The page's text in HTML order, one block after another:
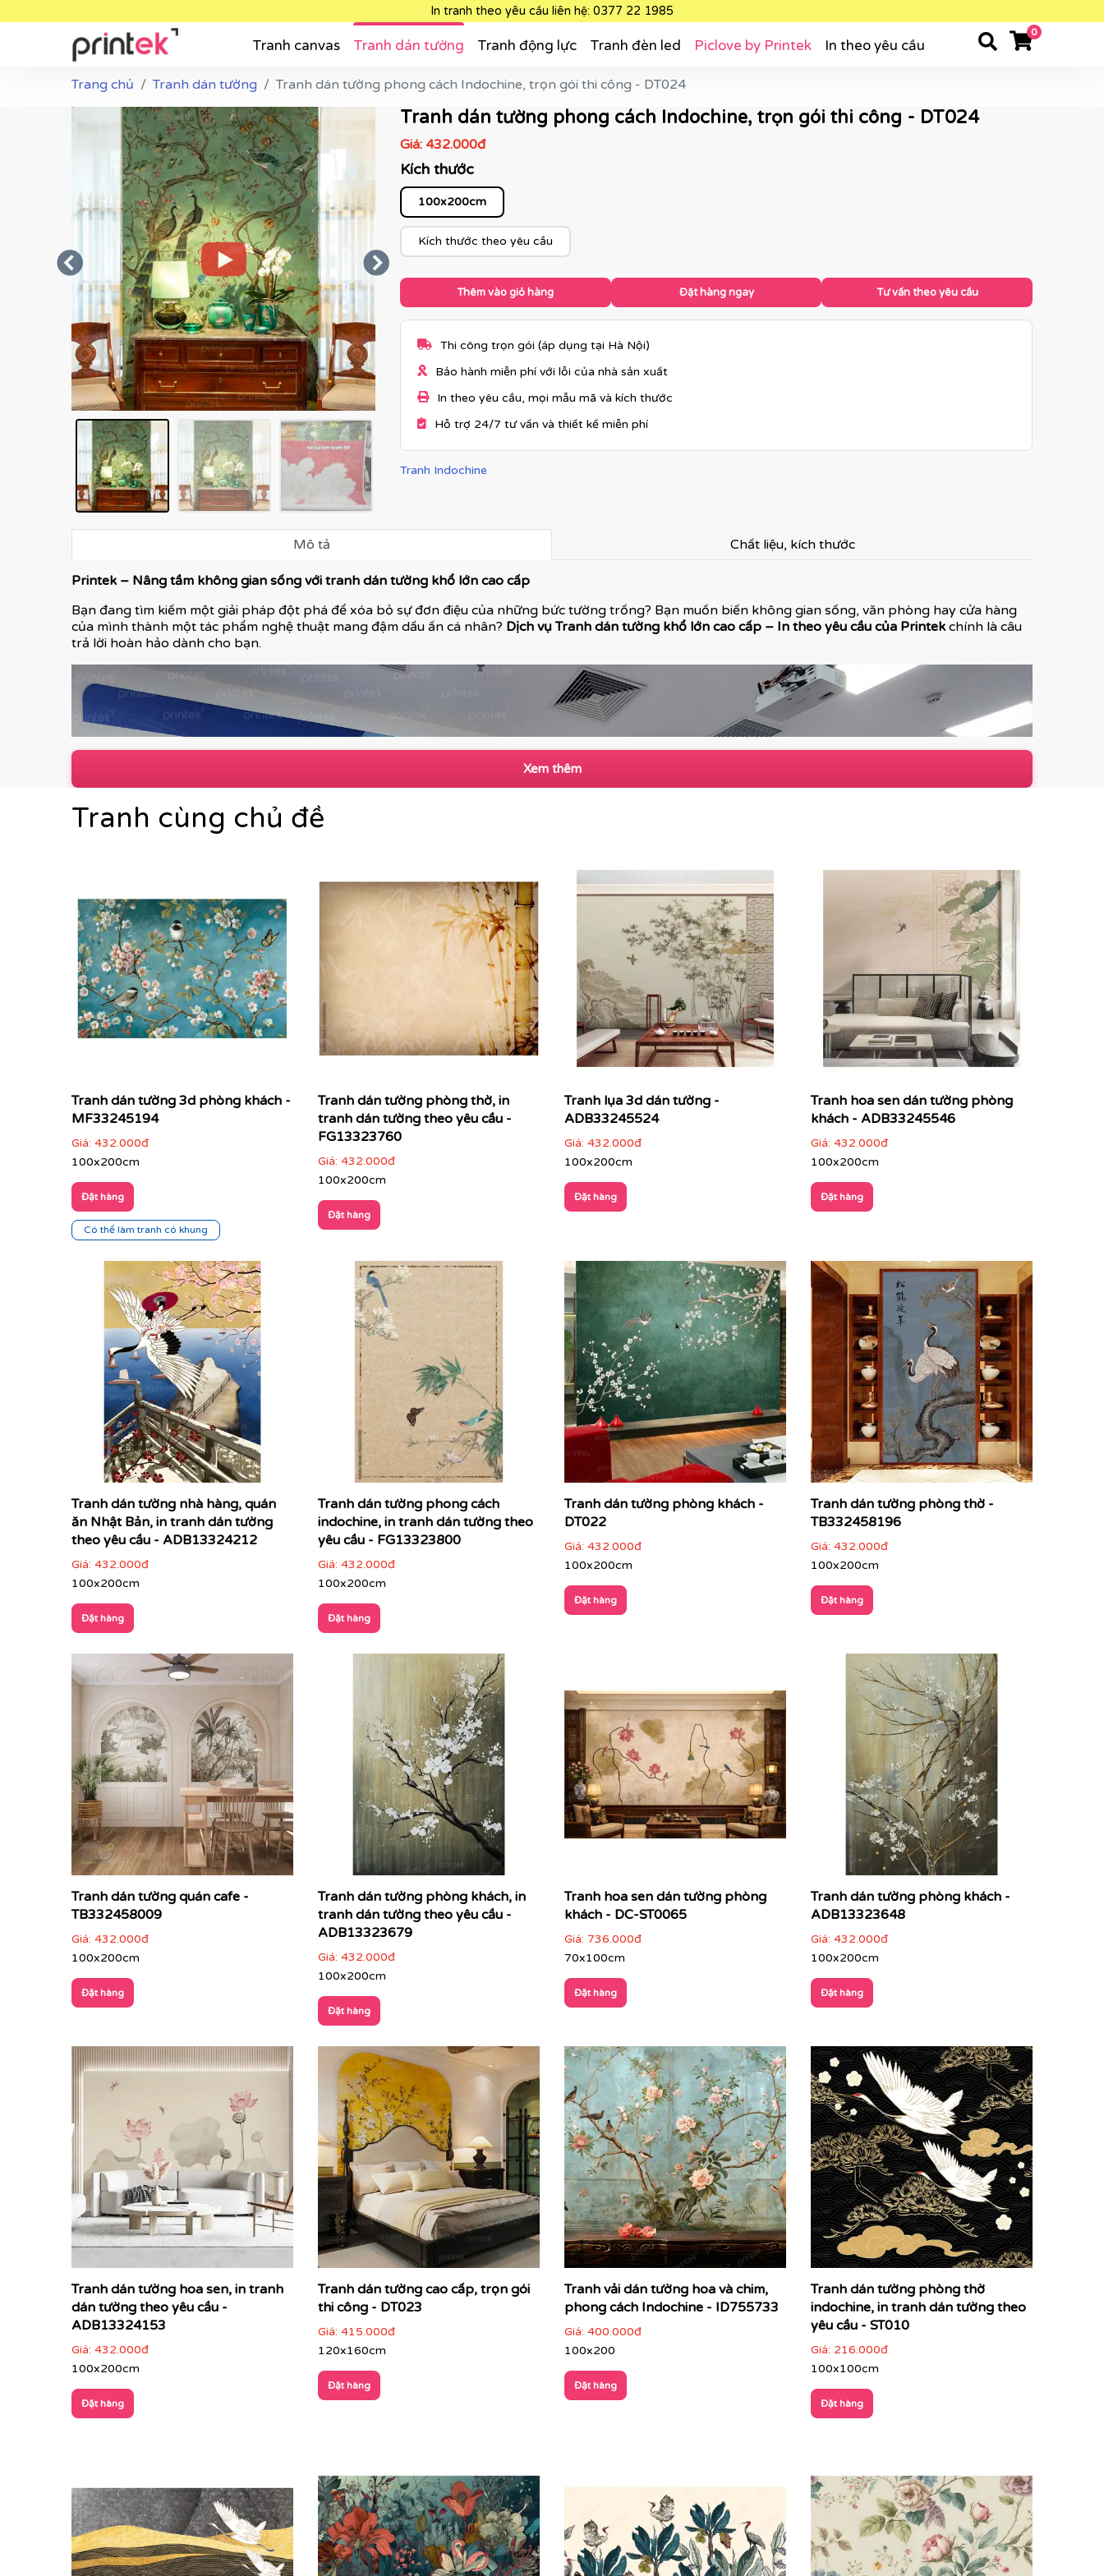
In tranh theo yêu cầu liên hệ: 0377 22 1985
Tranh canvas Tranh dán tường Tranh động lực Tranh đèn led Piclove by Printek In theo yêu cầu
0
Trang chủ Tranh dán tường Tranh dán tường phong cách Indochine, trọn gói thi công - DT024
Tranh dán tường phong cách Indochine, trọn gói thi công - DT024
Giá: 432.000đ
Kích thước
100x200cm
Kích thước theo yêu cầu
Thêm vào giỏ hàng Đặt hàng ngay Tư vấn theo yêu cầu
Thi công trọn gói (áp dụng tại Hà Nội)
Bảo hành miễn phí với lỗi của nhà sản xuất
In theo yêu cầu, mọi mẫu mã và kích thước
Hỗ trợ 24/7 tư vấn và thiết kế miễn phí
Tranh Indochine
Mô tả Chất liệu, kích thước
Printek – Nâng tầm không gian sống với tranh dán tường khổ lớn cao cấp
Bạn đang tìm kiếm một giải pháp đột phá để xóa bỏ sự đơn điệu của những bức tường trống? Bạn muốn biến không gian sống, văn phòng hay cửa hàng
của mình thành một tác phẩm nghệ thuật mang đậm dấu ấn cá nhân? Dịch vụ Tranh dán tường khổ lớn cao cấp – In theo yêu cầu của Printekchính là câu
trả lời hoàn hảo dành cho bạn.
Printek thi công tranh dán tường cho văn phòng ngân hàng Viet A Bank
Cá nhân hóa tuyệt đối (In theo yêu cầu):
Không còn bị giới hạn bởi những mẫu mã đại trà. Tại Printek, chúng tôi hiện thực hóa mọi ý tưởng của bạn. Từ tranh
phong cảnh hùng vĩ, tranh phong cách indochine, đến những bức ảnh kỷ niệm của gia đình hay logo thương hiệu... chỉ cần bạn lên ý tưởng, Printek sẽ
mang đến sản phẩm sắc nét nhất.
Công nghệ in đỉnh cao – Khổ lớn:
Sở hữu hệ thống máy in hiện đại bậc nhất, Printek cam kết chất lượng hình ảnh sắc nét đến từng chi tiết, màu sắc trung
Xem thêm
Tranh cùng chủ đề
Tranh dán tường 3d phòng khách -
MF33245194
Giá: 432.000đ
100x200cm
Đặt hàng
Có thể làm tranh có khung
Tranh dán tường phòng thờ, in
tranh dán tường theo yêu cầu -
FG13323760
Giá: 432.000đ
100x200cm
Đặt hàng
Tranh lụa 3d dán tường -
ADB33245524
Giá: 432.000đ
100x200cm
Đặt hàng
Tranh hoa sen dán tường phòng
khách - ADB33245546
Giá: 432.000đ
100x200cm
Đặt hàng
Tranh dán tường nhà hàng, quán
ăn Nhật Bản, in tranh dán tường
theo yêu cầu - ADB13324212
Giá: 432.000đ
100x200cm
Đặt hàng
Tranh dán tường phong cách
indochine, in tranh dán tường theo
yêu cầu - FG13323800
Giá: 432.000đ
100x200cm
Đặt hàng
Tranh dán tường phòng khách -
DT022
Giá: 432.000đ
100x200cm
Đặt hàng
Tranh dán tường phòng thờ -
TB332458196
Giá: 432.000đ
100x200cm
Đặt hàng
Tranh dán tường quán cafe -
TB332458009
Giá: 432.000đ
100x200cm
Đặt hàng
Tranh dán tường phòng khách, in
tranh dán tường theo yêu cầu -
ADB13323679
Giá: 432.000đ
100x200cm
Đặt hàng
Tranh hoa sen dán tường phòng
khách - DC-ST0065
Giá: 736.000đ
70x100cm
Đặt hàng
Tranh dán tường phòng khách -
ADB13323648
Giá: 432.000đ
100x200cm
Đặt hàng
Tranh dán tường hoa sen, in tranh
dán tường theo yêu cầu -
ADB13324153
Giá: 432.000đ
100x200cm
Đặt hàng
Tranh dán tường cao cấp, trọn gói
thi công - DT023
Giá: 415.000đ
120x160cm
Đặt hàng
Tranh vải dán tường hoa và chim,
phong cách Indochine - ID755733
Giá: 400.000đ
100x200
Đặt hàng
Tranh dán tường phòng thờ
indochine, in tranh dán tường theo
yêu cầu - ST010
Giá: 216.000đ
100x100cm
Đặt hàng